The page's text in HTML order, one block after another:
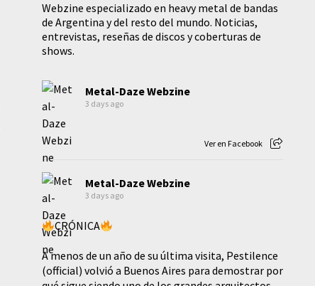
Webzine especializado en heavy metal de bandas
de Argentina y del resto del mundo. Noticias,
entrevistas, reseñas de discos y coberturas de
shows.
Metal-Daze Webzine
3 days ago
Ver en Facebook
Metal-Daze Webzine
3 days ago
CRÓNICA
A menos de un año de su última visita, Pestilence
(official) volvió a Buenos Aires para demostrar por